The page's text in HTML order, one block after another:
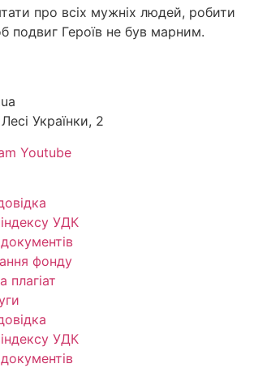
про всіх мужніх людей, робити
подвиг Героїв не був марним.
Українки, 2
Youtube
УДК
фонду
плагіат
УДК